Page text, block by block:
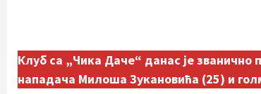
Клуб са „Чика Даче“ данас је
нападача Милоша Зукановића (25) и